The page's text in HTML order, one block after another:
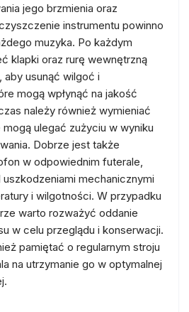
jego brzmienia oraz
instrumentu powinno
muzyka. Po każdym
klapki oraz rurę wewnętrzną
usunąć wilgoć i
mogą wpłynąć na jakość
należy również wymieniać
ulegać zużyciu w wyniku
Dobrze jest także
w odpowiednim futerale,
mechanicznymi
i wilgotności. W przypadku
warto rozważyć oddanie
w celu przeglądu i konserwacji.
pamiętać o regularnym stroju
na utrzymanie go w optymalnej